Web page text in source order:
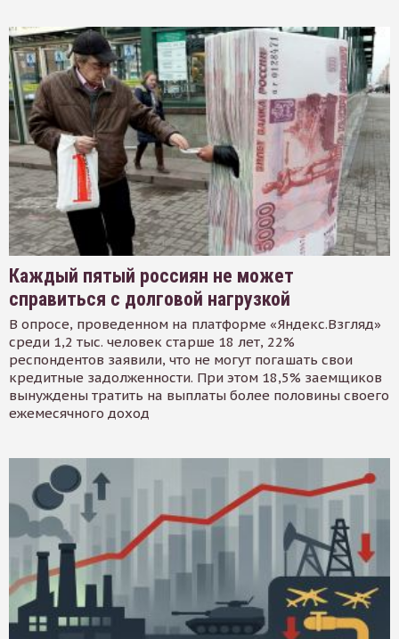
Каждый пятый россиян не может
справиться с долговой нагрузкой
В опросе, проведенном на платформе «Яндекс.Взгляд»
среди 1,2 тыс. человек старше 18 лет, 22%
респондентов заявили, что не могут погашать свои
кредитные задолженности. При этом 18,5% заемщиков
вынуждены тратить на выплаты более половины своего
ежемесячного доход